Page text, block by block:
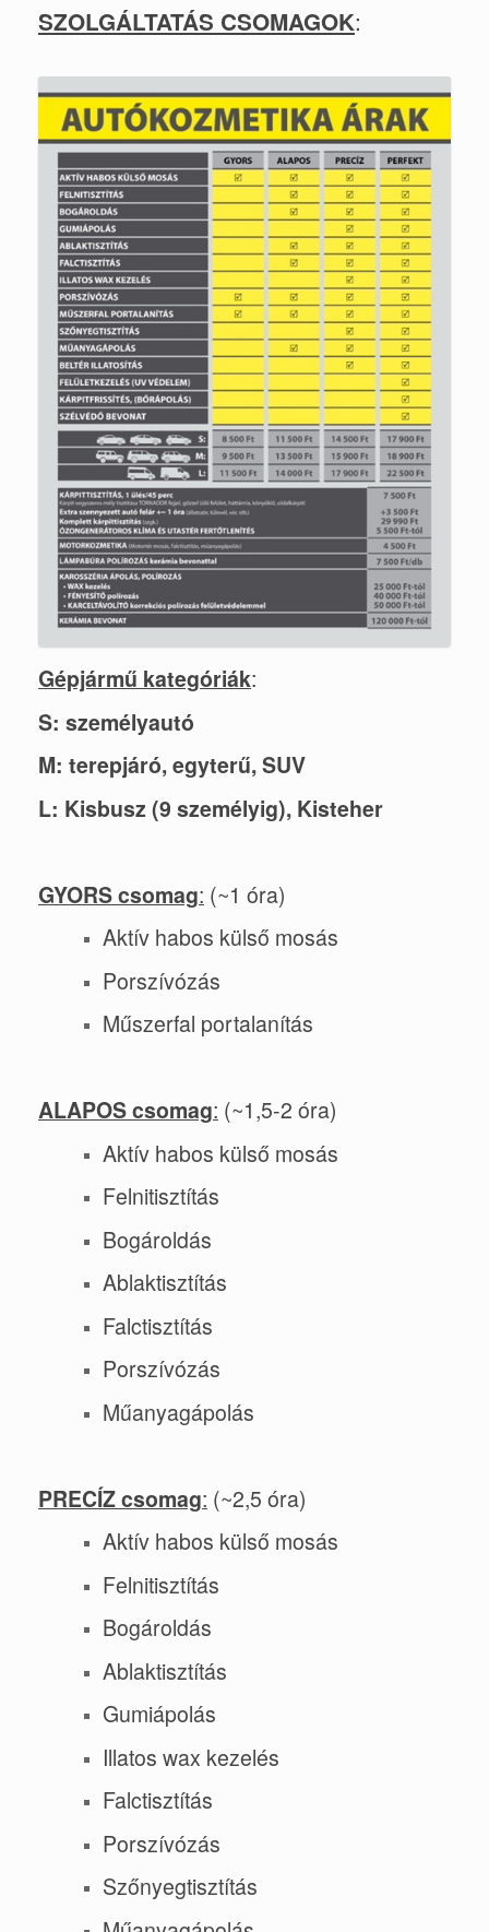
SZOLGÁLTATÁS CSOMAGOK:
Gépjármű kategóriák:
S: személyautó
M: terepjáró, egyterű, SUV
L: Kisbusz (9 személyig), Kisteher
GYORS csomag: (~1 óra)
Aktív habos külső mosás
Porszívózás
Műszerfal portalanítás
ALAPOS csomag: (~1,5-2 óra)
Aktív habos külső mosás
Felnitisztítás
Bogároldás
Ablaktisztítás
Falctisztítás
Porszívózás
Műanyagápolás
PRECÍZ csomag: (~2,5 óra)
Aktív habos külső mosás
Felnitisztítás
Bogároldás
Ablaktisztítás
Gumiápolás
Illatos wax kezelés
Falctisztítás
Porszívózás
Szőnyegtisztítás